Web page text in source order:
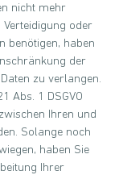
nicht mehr
Verteidigung oder
benötigen, haben
der
zu verlangen.
Abs. 1 DSGVO
Ihren und
Solange noch
haben Sie
Ihrer